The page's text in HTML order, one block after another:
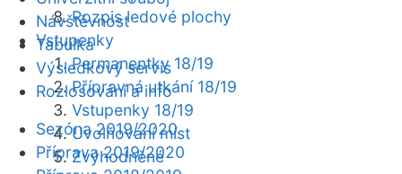
Rozpis ledové plochy
Vstupenky
Permanentky 18/19
Přípravná utkání 18/19
Vstupenky 18/19
Uvolňování míst
Zvýhodněné
Návštěvnost
Tabulka
Výsledkový servis
Rozlosování a info
Sezóna 2019/2020
Příprava 2019/2020